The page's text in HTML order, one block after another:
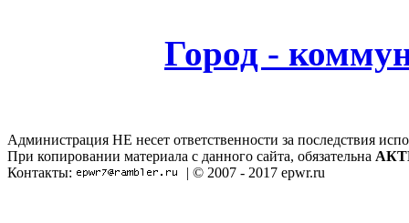
Город -
Администрация НЕ несет ответственности за последствия
При копировании материала с данного сайта, обязательна
Контакты:
| © 2007 - 2017 epwr.ru